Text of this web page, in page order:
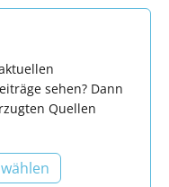
sehen? Dann
Quellen